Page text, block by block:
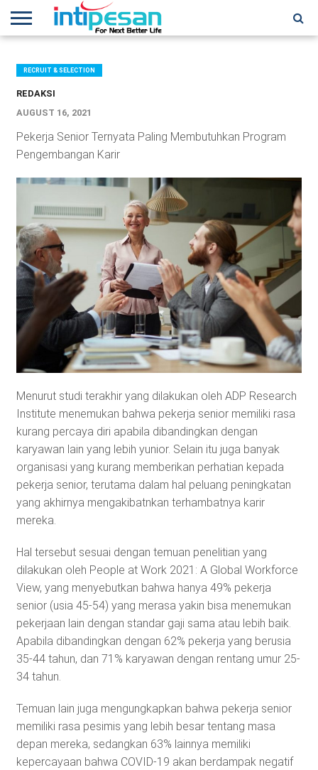
NEWS
CONFERENCES
TRAINING
IPSHOW
EVENT
IP
NETWORK
MORE
RECRUIT & SELECTION
REDAKSI
AUGUST 16, 2021
Pekerja Senior Ternyata Paling Membutuhkan Program
Pengembangan Karir
Menurut studi terakhir yang dilakukan oleh ADP Research
Institute menemukan bahwa pekerja senior memiliki rasa
kurang percaya diri apabila dibandingkan dengan
karyawan lain yang lebih yunior. Selain itu juga banyak
organisasi yang kurang memberikan perhatian kepada
pekerja senior, terutama dalam hal peluang peningkatan
yang akhirnya mengakibatnkan terhambatnya karir
mereka.
Hal tersebut sesuai dengan temuan penelitian yang
dilakukan oleh People at Work 2021: A Global Workforce
View, yang menyebutkan bahwa hanya 49% pekerja
senior (usia 45-54) yang merasa yakin bisa menemukan
pekerjaan lain dengan standar gaji sama atau lebih baik.
Apabila dibandingkan dengan 62% pekerja yang berusia
35-44 tahun, dan 71% karyawan dengan rentang umur 25-
34 tahun.
Temuan lain juga mengungkapkan bahwa pekerja senior
memiliki rasa pesimis yang lebih besar tentang masa
depan mereka, sedangkan 63% lainnya memiliki
kepercayaan bahwa COVID-19 akan berdampak negatif